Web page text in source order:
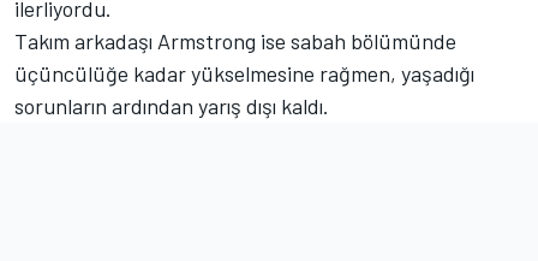
ilerliyordu.
Takım arkadaşı Armstrong ise sabah bölümünde
üçüncülüğe kadar yükselmesine rağmen, yaşadığı
sorunların ardından yarış dışı kaldı.